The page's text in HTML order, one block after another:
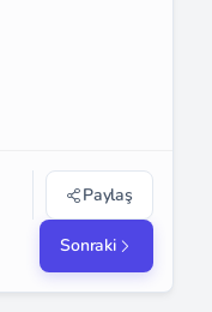
Paylaş
Sonraki